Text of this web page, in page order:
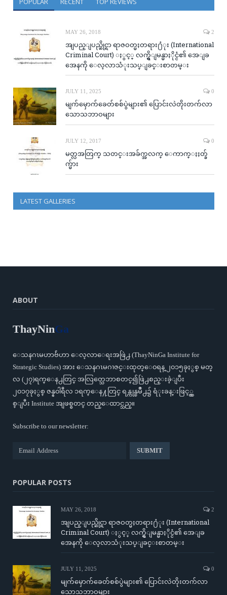
MAY 26, 2018 2
အျပည္ျပည္ဆိုင္ရာ ရာဇဝတ္မႈတရား႐ံုး (International
Criminal Court) ႏွင့္ လက္ရွိျမန္မာႏိုင္ငံ၏ အေျခ
အေနကို ေလ့လာသံုးသပ္ျခင္းစာတမ္း
JULY 11, 2025 0
မျက်မှောက်ခေတ်စစ်ပွဲများ၏ ပြောင်းလဲတိုးတက်လာ
သောသဘာဝများ
JULY 12, 2017 0
မတ္လအတြက္ သတင္းအခ်က္အလက္ ေကာက္ႏႈတ္ခ်
က္မ်ား
LATEST GALLERIES
ABOUT
ThayNinGa
ေသနဂၤမဟာဗ်ဴဟာ ေလ့လာေရးအဖြဲ႕ (ThayNinGa Institute for
Strategic Studies) အား ေသနဂၤမဂၢဇင္းထုတ္ေ၀ရန္ ၂၀၁၅ခုႏွစ္ မတ္
လ (၂၇)ရက္ေန႕တြင္ အလြတ္သေဘာစတင္၍ဖြဲ႕စည္းခဲ့ျပီး
၂၀၁၇ခုႏွစ္ ဇန္န၀ါရီလ ၁ရက္ေန႔တြင္ ရန္ကုန္ၿမိဳ႕၌ ရံုးခန္းဖြင့္လွ
စ္ျပီး Institute အျဖစ္စတင္ တည္ေထာင္သည္။
Subscribe to our newsletter:
POPULAR POSTS
MAY 26, 2018 2
အျပည္ျပည္ဆိုင္ရာ ရာဇဝတ္မႈတရား႐ံုး (International
Criminal Court) ႏွင့္ လက္ရွိျမန္မာႏိုင္ငံ၏ အေျခ
အေနကို ေလ့လာသံုးသပ္ျခင္းစာတမ္း
JULY 11, 2025 0
မျက်မှောက်ခေတ်စစ်ပွဲများ၏ ပြောင်းလဲတိုးတက်လာ
သောသဘာဝများ